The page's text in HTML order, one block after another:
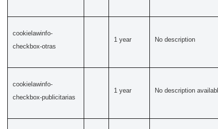
cookielawinfo-
checkbox-otras
1 year No description
cookielawinfo-
checkbox-publicitarias
1 year No description